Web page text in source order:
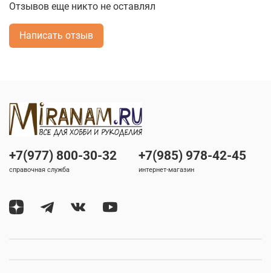
Отзывов еще никто не оставлял
Написать отзыв
+7(977) 800-30-32
справочная служба
+7(985) 978-42-45
интернет-магазин